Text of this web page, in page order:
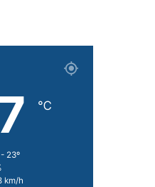
℃
23º
km/h